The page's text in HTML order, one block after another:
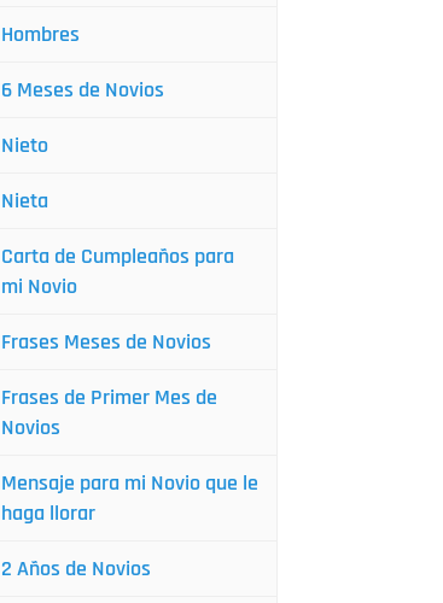
Hombres
6 Meses de Novios
Nieto
Nieta
Carta de Cumpleaños para
mi Novio
Frases Meses de Novios
Frases de Primer Mes de
Novios
Mensaje para mi Novio que le
haga llorar
2 Años de Novios